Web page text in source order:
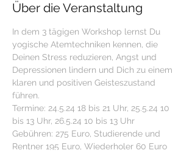
Über die Veranstaltung
In dem 3 tägigen Workshop lernst Du
yogische Atemtechniken kennen, die
Deinen Stress reduzieren, Angst und
Depressionen lindern und Dich zu einem
klaren und positiven Geisteszustand
führen.
Termine: 24.5.24 18 bis 21 Uhr, 25.5.24 10
bis 13 Uhr, 26.5.24 10 bis 13 Uhr
Gebühren: 275 Euro, Studierende und
Rentner 195 Euro, Wiederholer 60 Euro